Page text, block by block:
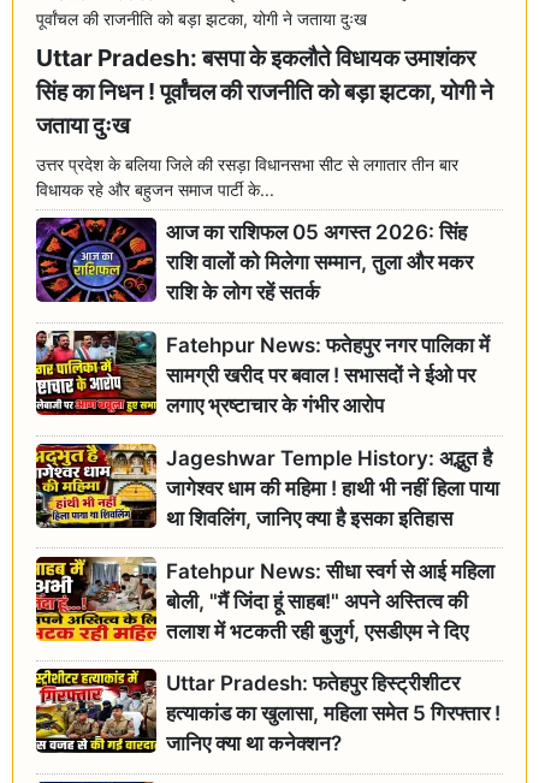
Uttar Pradesh: बसपा के इकलौते विधायक उमाशंकर
सिंह का निधन ! पूर्वांचल की राजनीति को बड़ा झटका, योगी ने
जताया दुःख
उत्तर प्रदेश के बलिया जिले की रसड़ा विधानसभा सीट से लगातार तीन बार
विधायक रहे और बहुजन समाज पार्टी के...
आज का राशिफल 05 अगस्त 2026: सिंह
राशि वालों को मिलेगा सम्मान, तुला और मकर
राशि के लोग रहें सतर्क
Fatehpur News: फतेहपुर नगर पालिका में
सामग्री खरीद पर बवाल ! सभासदों ने ईओ पर
लगाए भ्रष्टाचार के गंभीर आरोप
Jageshwar Temple History: अद्भुत है
जागेश्वर धाम की महिमा ! हाथी भी नहीं हिला पाया
था शिवलिंग, जानिए क्या है इसका इतिहास
Fatehpur News: सीधा स्वर्ग से आई महिला
बोली, "मैं जिंदा हूं साहब!" अपने अस्तित्व की
तलाश में भटकती रही बुजुर्ग, एसडीएम ने दिए
जांच के आदेश
Uttar Pradesh: फतेहपुर हिस्ट्रीशीटर
हत्याकांड का खुलासा, महिला समेत 5 गिरफ्तार !
जानिए क्या था कनेक्शन?